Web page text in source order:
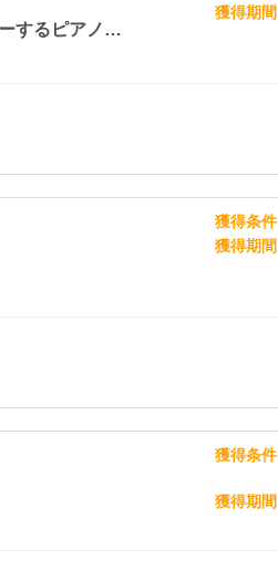
初心者向けピアノ講座【30日でマスターするピアノ教本3弾セット】
獲得期間
獲得条件
獲得期間
獲得条件
獲得期間